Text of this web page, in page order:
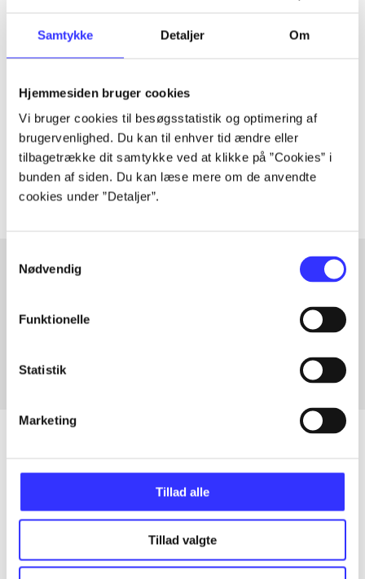
Samtykke Detaljer Om
Hjemmesiden bruger cookies
Vi bruger cookies til besøgsstatistik og optimering af
brugervenlighed. Du kan til enhver tid ændre eller
tilbagetrække dit samtykke ved at klikke på ”Cookies” i
bunden af siden. Du kan læse mere om de anvendte
cookies under ”Detaljer”.
Nødvendig
Funktionelle
Statistik
Marketing
Tillad alle
Tillad valgte
Tidsskrift
lorem ipsum dolor sit amet ...
Tidsskrift
Artiklerne i handler ofte om
Fra
Alle registrerede artikler fordelt på udgivelser
...